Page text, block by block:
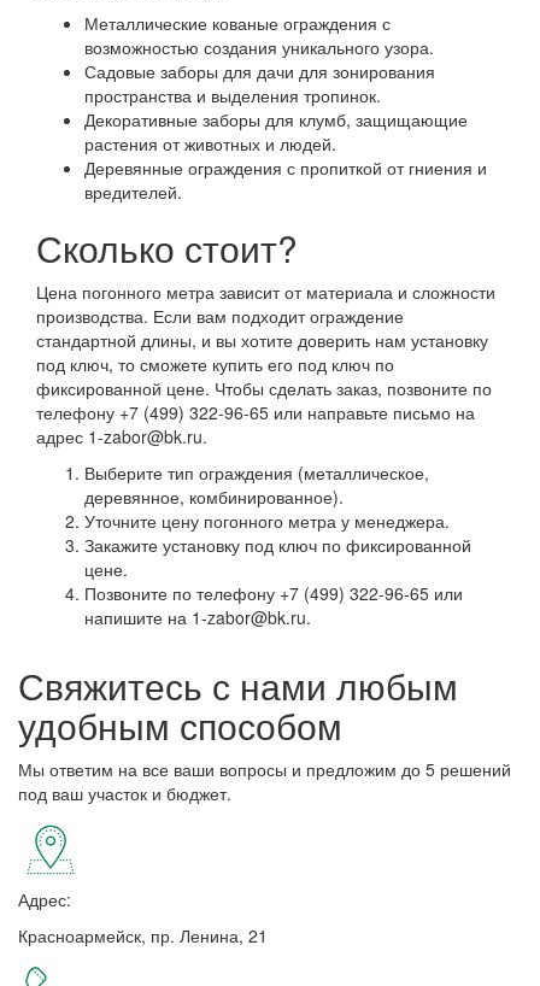
Металлические кованые ограждения с
возможностью создания уникального узора.
Садовые заборы для дачи для зонирования
пространства и выделения тропинок.
Декоративные заборы для клумб, защищающие
растения от животных и людей.
Деревянные ограждения с пропиткой от гниения и
вредителей.
Сколько стоит?
Цена погонного метра зависит от материала и сложности
производства. Если вам подходит ограждение
стандартной длины, и вы хотите доверить нам установку
под ключ, то сможете купить его под ключ по
фиксированной цене. Чтобы сделать заказ, позвоните по
телефону +7 (499) 322-96-65 или направьте письмо на
адрес 1-zabor@bk.ru.
Выберите тип ограждения (металлическое,
деревянное, комбинированное).
Уточните цену погонного метра у менеджера.
Закажите установку под ключ по фиксированной
цене.
Позвоните по телефону +7 (499) 322-96-65 или
напишите на 1-zabor@bk.ru.
Свяжитесь с нами любым
удобным способом
Мы ответим на все ваши вопросы и предложим до 5 решений
под ваш участок и бюджет.
Адрес:
Красноармейск, пр. Ленина, 21